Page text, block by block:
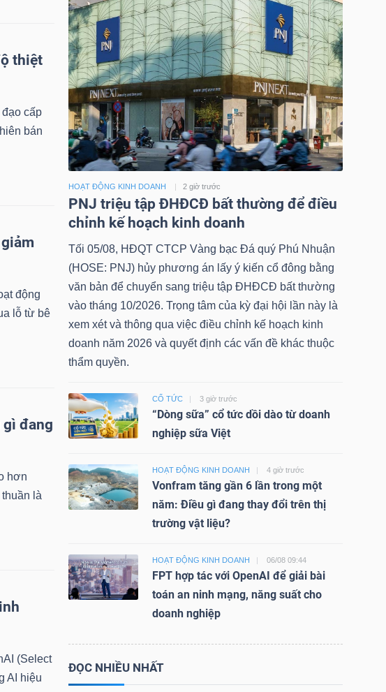
thiệt
cấp
bán
động
lỗ từ bê
đang
hơn
là
(Select
AI hiệu
HOẠT ĐỘNG KINH DOANH 2 giờ trước
PNJ triệu tập ĐHĐCĐ bất thường để điều
chỉnh kế hoạch kinh doanh
Tối 05/08, HĐQT CTCP Vàng bạc Đá quý Phú Nhuận
(HOSE: PNJ) hủy phương án lấy ý kiến cổ đông bằng
văn bản để chuyển sang triệu tập ĐHĐCĐ bất thường
vào tháng 10/2026. Trọng tâm của kỳ đại hội lần này là
xem xét và thông qua việc điều chỉnh kế hoạch kinh
doanh năm 2026 và quyết định các vấn đề khác thuộc
thẩm quyền.
CỔ TỨC 3 giờ trước
“Dòng sữa” cổ tức dồi dào từ doanh
nghiệp sữa Việt
HOẠT ĐỘNG KINH DOANH 4 giờ trước
Vonfram tăng gần 6 lần trong một
năm: Điều gì đang thay đổi trên thị
trường vật liệu?
HOẠT ĐỘNG KINH DOANH 06/08 09:44
FPT hợp tác với OpenAI để giải bài
toán an ninh mạng, năng suất cho
doanh nghiệp
ĐỌC NHIỀU NHẤT